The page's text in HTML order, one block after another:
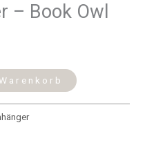
– Book Owl